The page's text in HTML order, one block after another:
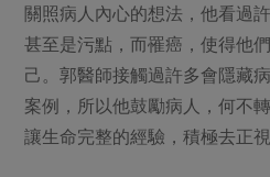
關照病人內心的想法，他看過
甚至是污點，而罹癌，使得他
己。郭醫師接觸過許多會隱藏
案例，所以他鼓勵病人，何不
讓生命完整的經驗，積極去正